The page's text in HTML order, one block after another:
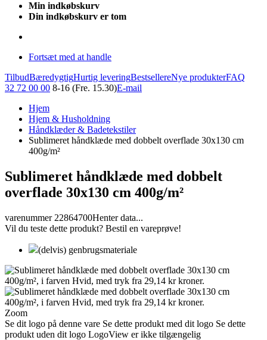
Min indkøbskurv
Din indkøbskurv er tom
Fortsæt med at handle
TilbudBæredygtigHurtig leveringBestsellereNye produkterFAQ
32 72 00 00 8-16 (Fre. 15.30)E-mail
Hjem
Hjem & Husholdning
Håndklæder & Badetekstiler
Sublimeret håndklæde med dobbelt overflade 30x130 cm
400g/m²
Sublimeret håndklæde med dobbelt
overflade 30x130 cm 400g/m²
varenummer 22864700Henter data...
Vil du teste dette produkt? Bestil en vareprøve!
(delvis) genbrugsmateriale
Zoom
Se dit logo på denne vare Se dette produkt med dit logo Se dette
produkt uden dit logo LogoView er ikke tilgængelig